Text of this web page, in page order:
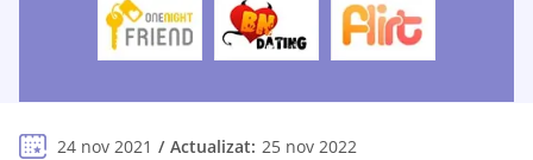
24 nov 2021 Actualizat: 25 nov 2022